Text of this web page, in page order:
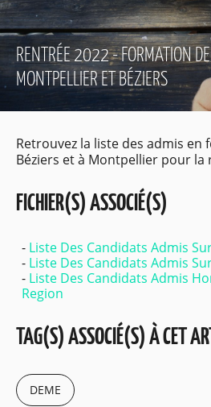
RENTRÉE 2022 - FORMATION
MONTPELLIER ET BÉZIERS
Retrouvez la liste des admis en
Béziers et à Montpellier pour la
FICHIER(S) ASSOCIÉ(S)
Liste Des Candidats Admis
Liste Des Candidats Admis
Liste Des Candidats Admis
Region
TAG(S) ASSOCIÉ(S) À CET
DEME